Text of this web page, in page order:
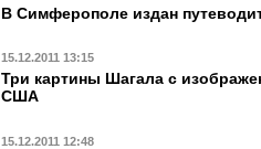
В Симферополе издан
15.12.2011 13:15
Три картины Шагала с
США
15.12.2011 12:48